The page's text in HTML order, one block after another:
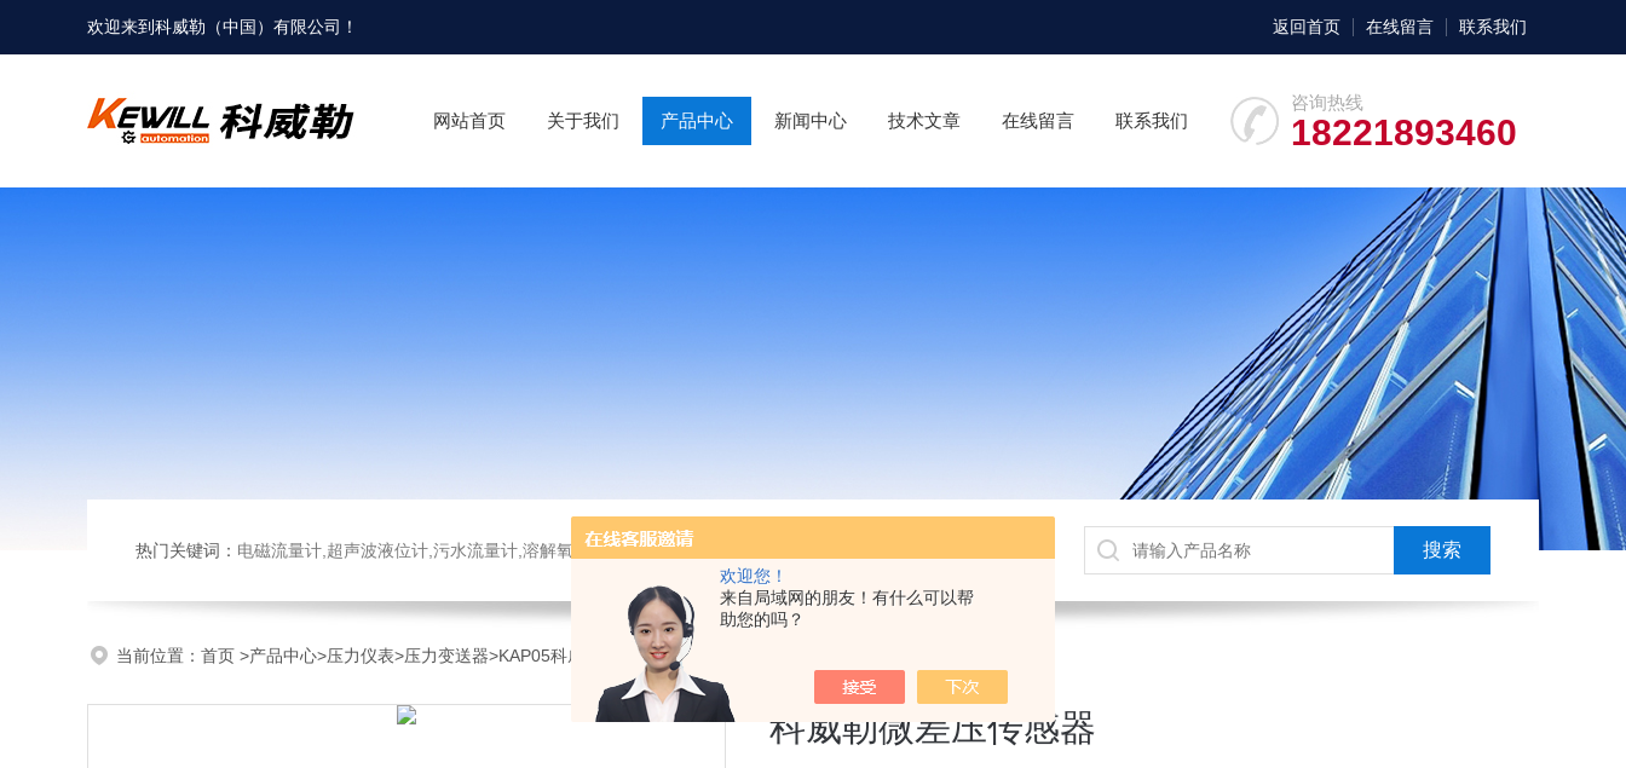
欢迎您！
来自局域网的朋友！有什么可以帮
助您的吗？
欢迎来到科威勒（中国）有限公司！ 返回首页 在线留言 联系我们
咨询热线
18221893460
网站首页 关于我们 产品中心 新闻中心 技术文章 在线留言 联系我们
热门关键词： 电磁流量计,超声波液位计,污水流量计,溶解氧仪,在线PH计,压力变送器
当前位置： 首页 >产品中心>压力仪表>压力变送器>KAP05科威勒微差压传感器
科威勒微差压传感器